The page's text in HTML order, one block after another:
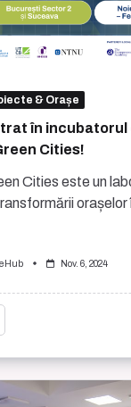
& Orașe
în incubatorul
Cities!
Cities este un
orașelor
Nov. 6, 2024